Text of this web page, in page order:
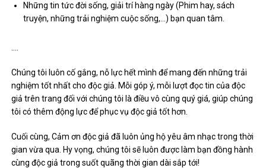
Những tin tức đời sống, giải trí hàng ngày (Phim hay, sách
truyện, những trải nghiệm cuộc sống,…) bạn quan tâm.
Chúng tôi luôn cố gắng, nỗ lực hết mình để mang đến những trải
nghiệm tốt nhất cho độc giả. Mỗi góp ý, mỗi lượt đọc tin của độc
giả trên trang đối với chúng tôi là điều vô cùng quý giá, giúp chúng
tôi có thêm động lực để phục vụ độc giả tốt hơn.
Cuối cùng, Cảm ơn độc giả đã luôn ủng hộ yêu âm nhạc trong thời
gian vừa qua. Hy vọng, chúng tôi sẽ luôn được làm bạn đồng hành
cùng độc giả trong suốt quãng thời gian dài sắp tới!